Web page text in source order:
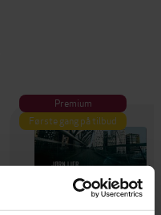
Premium
Første gang på tilbud